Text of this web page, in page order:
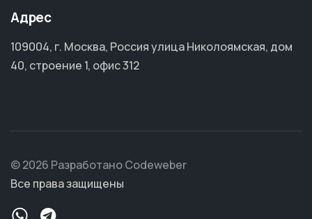
Адрес
109004, г. Москва, Россия улица Николоямская, дом
40, строение 1, офис 312
© 2026 Разработано Codeweber
Все права защищены